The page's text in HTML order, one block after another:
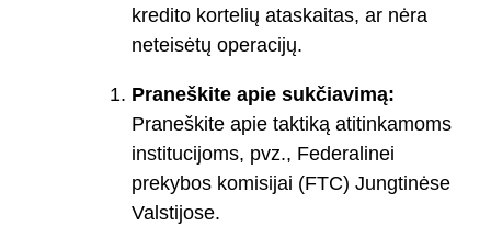
kredito kortelių ataskaitas, ar nėra
neteisėtų operacijų.
Praneškite apie sukčiavimą:
Praneškite apie taktiką atitinkamoms
institucijoms, pvz., Federalinei
prekybos komisijai (FTC) Jungtinėse
Valstijose.